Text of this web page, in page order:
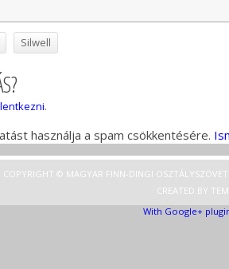
Silwell
.
használja a spam csökkentésére.
COPYRIGHT © MAGYAR FINN-DINGI
CREATED BY
With Google+